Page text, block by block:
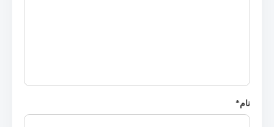
نام*